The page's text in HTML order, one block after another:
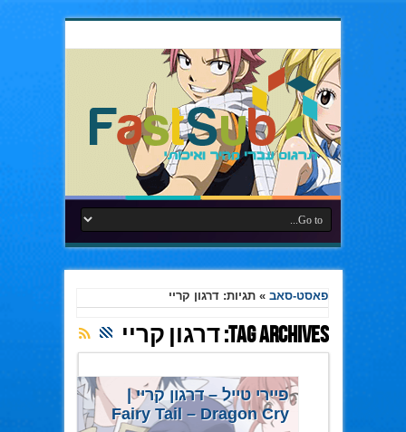
פאסט-סאב »תגיות: דרגון קריי
Tag Archives: דרגון קריי
פיירי טייל – דרגון קריי |
Fairy Tail – Dragon Cry